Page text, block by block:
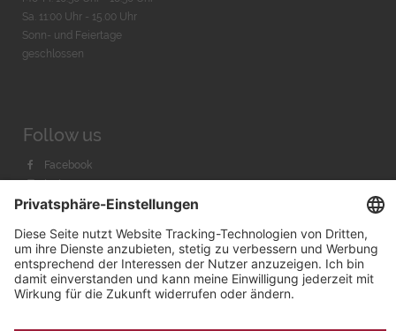
Sa. 11:00 Uhr - 15.00 Uhr
Sonn- und Feiertage
geschlossen
Follow us
Facebook
Instagram
Youtube